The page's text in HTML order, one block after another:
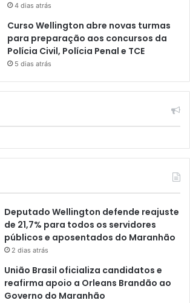
4 dias atrás
Curso Wellington abre novas turmas
para preparação aos concursos da
Polícia Civil, Polícia Penal e TCE
5 dias atrás
Deputado Wellington defende reajuste
de 21,7% para todos os servidores
públicos e aposentados do Maranhão
2 dias atrás
União Brasil oficializa candidatos e
reafirma apoio a Orleans Brandão ao
Governo do Maranhão